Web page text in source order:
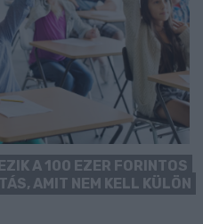
A 100 EZER FORINTOS
AMIT NEM KELL KÜLÖN